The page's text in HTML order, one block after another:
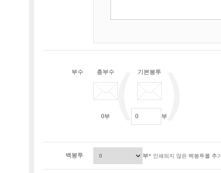
부수 총부수
0부
기본봉투
부
백봉투 부* 인쇄되지 않은 백봉투를 추